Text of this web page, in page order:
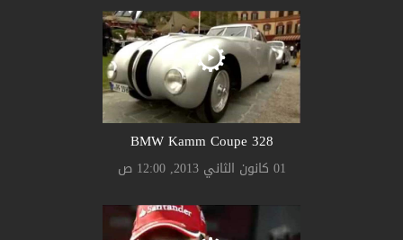
328 BMW Kamm Coupe
01 كانون الثاني 2013, 12:00 ص